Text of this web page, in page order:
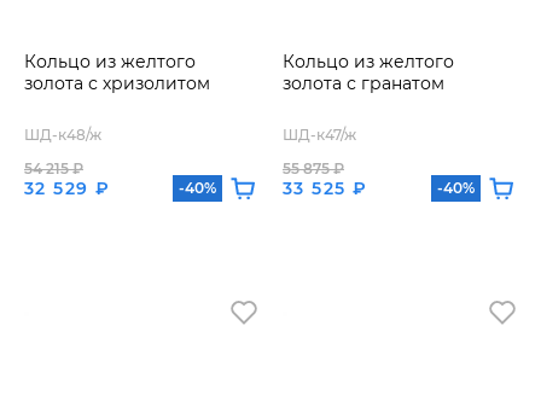
Кольцо из желтого
золота с хризолитом
ШД-к48/ж
32 529 ₽
54 215 ₽
-40%
Кольцо из желтого
золота с гранатом
ШД-к47/ж
33 525 ₽
55 875 ₽
-40%